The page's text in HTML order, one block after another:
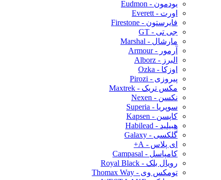
یودمون - Eudmon
اورت - Everett
فایرستون - Firestone
جی تی - GT
مارشال - Marshal
آرمور - Armour
البرز - Alborz
اوزکا - Ozka
پیروزی - Pirozi
مکس تریک - Maxtrek
نکسن - Nexen
سوپریا - Superia
کاپسن - Kapsen
هبیلید - Habilead
گلکسی - Galaxy
ای پلاس - A+
کامپاسل - Campasal
رویال بلک - Royal Black
تومکس وی - Thomax Way